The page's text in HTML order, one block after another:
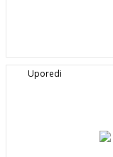
Uporedi